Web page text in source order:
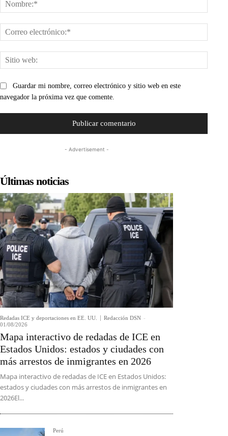
web:
Guardar mi nombre, correo electrónico y sitio web en este
navegador la próxima vez que comente.
- Advertisement -
Últimas noticias
Redadas ICE y deportaciones en EE. UU. Redacción DSN -
01/08/2026
Mapa interactivo de redadas de ICE en
Estados Unidos: estados y ciudades con
más arrestos de inmigrantes en 2026
Mapa interactivo de redadas de ICE en Estados Unidos:
estados y ciudades con más arrestos de inmigrantes en
2026El...
Perú